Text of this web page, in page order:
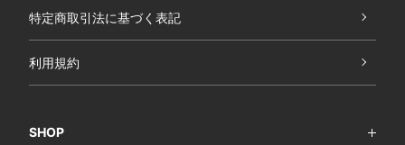
特定商取引法に基づく表記
利用規約
SHOP